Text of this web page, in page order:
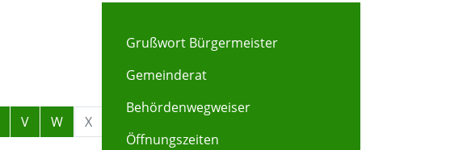
V W X
Grußwort Bürgermeister
Gemeinderat
Behördenwegweiser
Öffnungszeiten